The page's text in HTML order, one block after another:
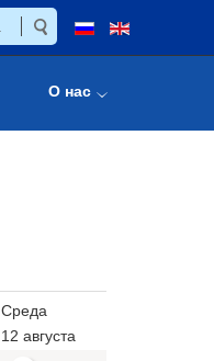
О нас
Среда
12 августа